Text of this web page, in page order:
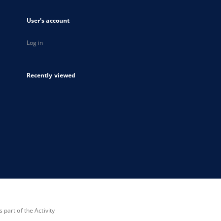
User's account
Log in
Recently viewed
part of the Activity